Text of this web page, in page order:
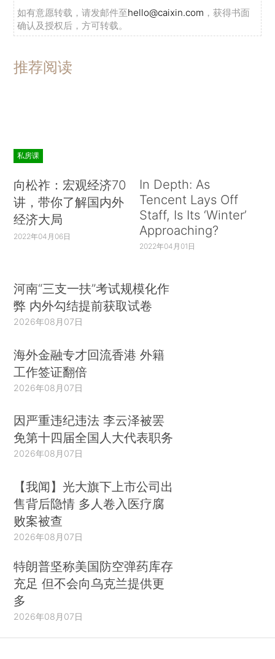
如有意愿转载，请发邮件至hello@caixin.com ，获得书面
确认及授权后，方可转载。
推荐阅读
私房课
向松祚：宏观经济70
讲，带你了解国内外
经济大局
2022年04月06日
In Depth: As
Tencent Lays Off
Staff, Is Its ‘Winter’
Approaching?
2022年04月01日
河南“三支一扶”考试规模化作
弊 内外勾结提前获取试卷
2026年08月07日
海外金融专才回流香港 外籍
工作签证翻倍
2026年08月07日
因严重违纪违法 李云泽被罢
免第十四届全国人大代表职务
2026年08月07日
【我闻】光大旗下上市公司出
售背后隐情 多人卷入医疗腐
败案被查
2026年08月07日
特朗普坚称美国防空弹药库存
充足 但不会向乌克兰提供更
多
2026年08月07日